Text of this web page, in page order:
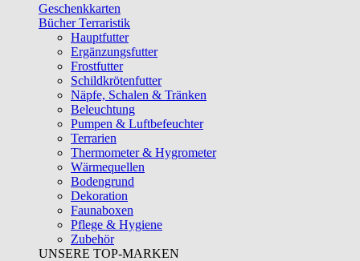
Geschenkkarten
Bücher Terraristik
Hauptfutter
Ergänzungsfutter
Frostfutter
Schildkrötenfutter
Näpfe, Schalen & Tränken
Beleuchtung
Pumpen & Luftbefeuchter
Terrarien
Thermometer & Hygrometer
Wärmequellen
Bodengrund
Dekoration
Faunaboxen
Pflege & Hygiene
Zubehör
UNSERE TOP-MARKEN